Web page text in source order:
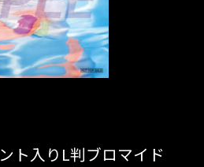
ト入りL判ブロマイド